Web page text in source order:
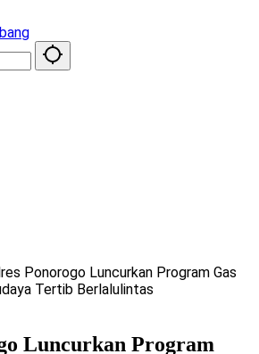
Ponorogo Luncurkan Program Gas
Tertib Berlalulintas
Luncurkan Program